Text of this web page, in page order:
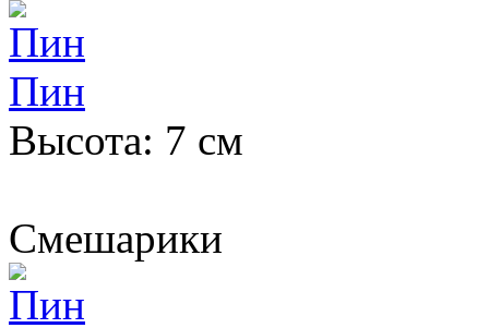
Пин
Высота: 7 см
Смешарики